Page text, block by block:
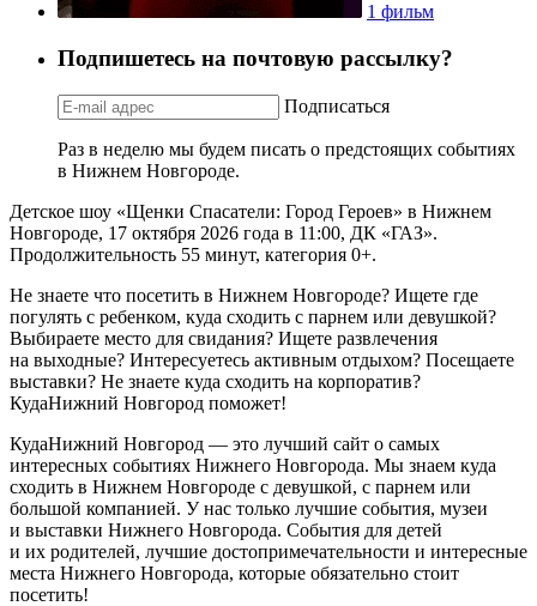
1 фильм
Подпишетесь на почтовую рассылку?
Подписаться
Раз в неделю мы будем писать о предстоящих событиях
в Нижнем Новгороде.
Детское шоу «Щенки Спасатели: Город Героев» в Нижнем
Новгороде, 17 октября 2026 года в 11:00, ДК «ГАЗ».
Продолжительность 55 минут, категория 0+.
Не знаете что посетить в Нижнем Новгороде? Ищете где
погулять с ребенком, куда сходить с парнем или девушкой?
Выбираете место для свидания? Ищете развлечения
на выходные? Интересуетесь активным отдыхом? Посещаете
выставки? Не знаете куда сходить на корпоратив?
КудаНижний Новгород поможет!
КудаНижний Новгород — это лучший сайт о самых
интересных событиях Нижнего Новгорода. Мы знаем куда
сходить в Нижнем Новгороде с девушкой, с парнем или
большой компанией. У нас только лучшие события, музеи
и выставки Нижнего Новгорода. События для детей
и их родителей, лучшие достопримечательности и интересные
места Нижнего Новгорода, которые обязательно стоит
посетить!